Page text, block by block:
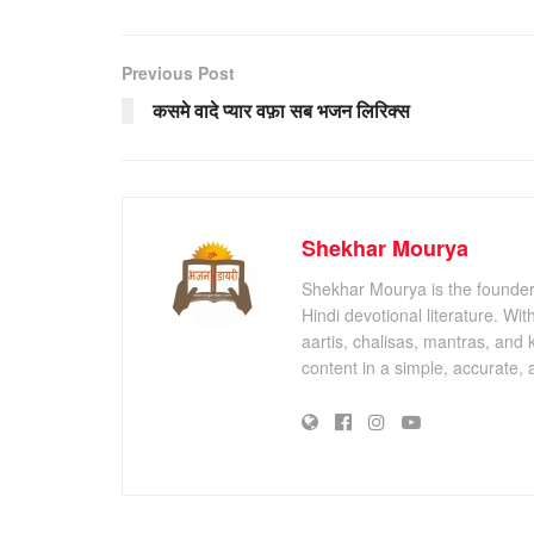
Previous Post
कसमे वादे प्यार वफ़ा सब भजन लिरिक्स
Shekhar Mourya
Shekhar Mourya is the
Hindi devotional literature.
aartis, chalisas, mantras, and
content in a simple, accurate,